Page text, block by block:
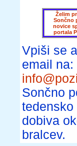
Želim
Sončno
novice
portala
Vpiši se
email na:
Sončno
tedensko
dobiva
bralcev.